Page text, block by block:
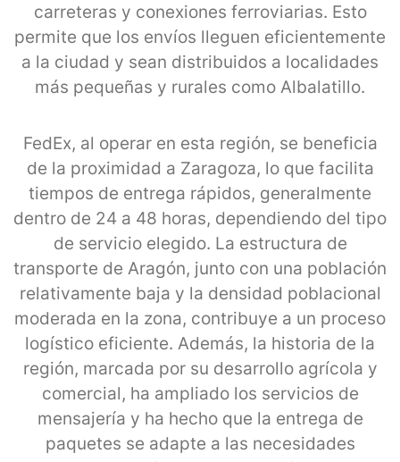
carreteras y conexiones ferroviarias. Esto
permite que los envíos lleguen eficientemente
a la ciudad y sean distribuidos a localidades
más pequeñas y rurales como Albalatillo.
FedEx, al operar en esta región, se beneficia
de la proximidad a Zaragoza, lo que facilita
tiempos de entrega rápidos, generalmente
dentro de 24 a 48 horas, dependiendo del tipo
de servicio elegido. La estructura de
transporte de Aragón, junto con una población
relativamente baja y la densidad poblacional
moderada en la zona, contribuye a un proceso
logístico eficiente. Además, la historia de la
región, marcada por su desarrollo agrícola y
comercial, ha ampliado los servicios de
mensajería y ha hecho que la entrega de
paquetes se adapte a las necesidades